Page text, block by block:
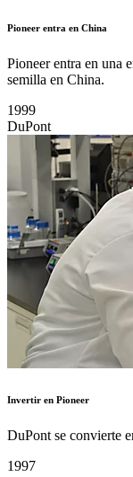
Pioneer entra en China
Pioneer entra en una
semilla en China.
1999
DuPont
Invertir en Pioneer
DuPont se convierte
1997